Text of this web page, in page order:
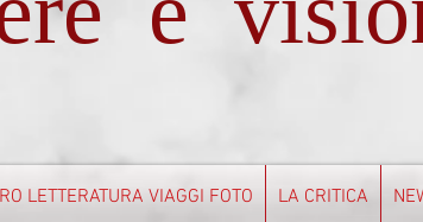
LETTERATURA VIAGGI FOTO LA CRITICA